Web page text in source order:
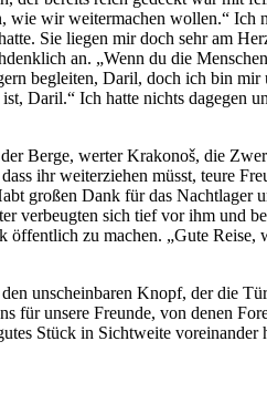
wie wir weitermachen wollen.“ Ich
Sie liegen mir doch sehr am
an. „Wenn du die
begleiten, Daril, doch ich bin mir
Daril.“ Ich hatte nichts dagegen
Berge, werter Krakonoš, die
ihr weiterziehen müsst, teure
großen Dank für das Nachtlager
verbeugten sich tief vor ihm und
zu machen. „Gute Reise,
unscheinbaren Knopf, der die
für unsere Freunde, von denen
Stück in Sichtweite